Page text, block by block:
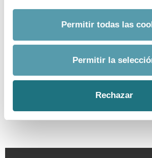
Permitir todas las
Permitir la
Rechazar